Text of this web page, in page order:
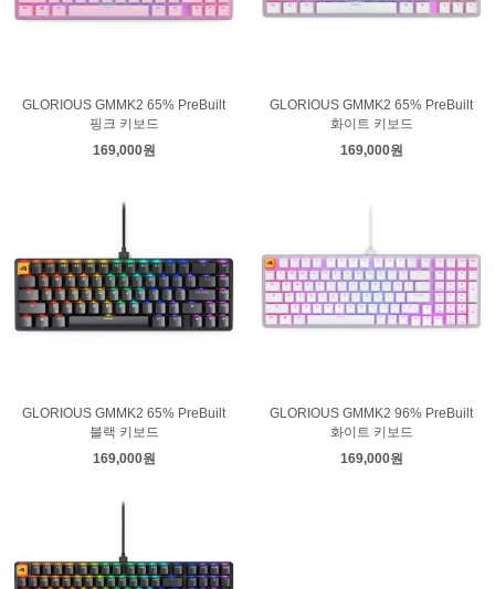
GLORIOUS GMMK2 65% PreBuilt
핑크 키보드
169,000원
GLORIOUS GMMK2 65% PreBuilt
화이트 키보드
169,000원
GLORIOUS GMMK2 65% PreBuilt
블랙 키보드
169,000원
GLORIOUS GMMK2 96% PreBuilt
화이트 키보드
169,000원